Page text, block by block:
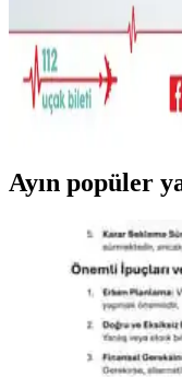
22.5L ve Kişisel
Çantası Tercihi:
Seyahatlerde 22.5L sırt
28-30L sırt çantası
taşıma konforu
Ayın popüler